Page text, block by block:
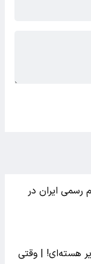
رسمی ایران در
هسته‌ای! | وقتی